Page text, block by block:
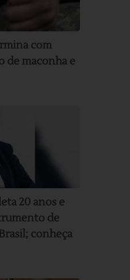
com
de maconha e
20 anos e
de
conheça